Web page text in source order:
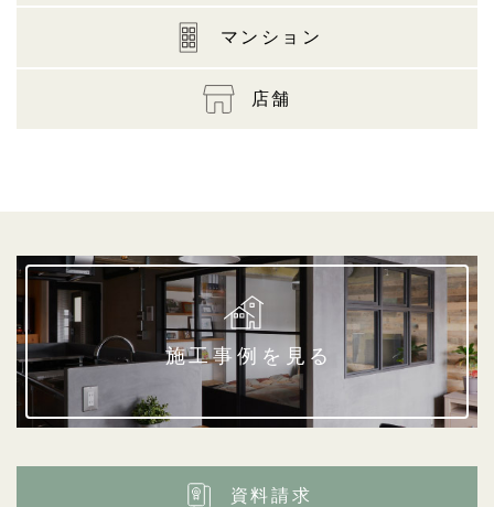
マンション
店舗
施工事例を見る
資料請求